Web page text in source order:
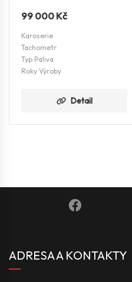
99 000 Kč
Karoserie
Tachometr
Typ Paliva
Roky Výroby
Detail
ADRESA A KONTAKTY